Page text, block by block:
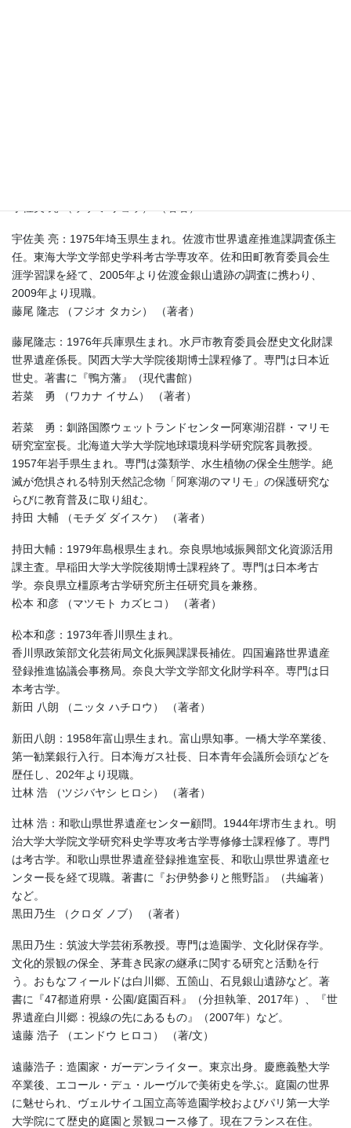
宇佐美 亮：1975年埼玉県生まれ。佐渡市世界遺産推進課調査係主
任。東海大学文学部史学科考古学専攻卒。佐和田町教育委員会生
涯学習課を経て、2005年より佐渡金銀山遺跡の調査に携わり、
2009年より現職。
藤尾 隆志 （フジオ タカシ） （著者）
藤尾隆志：1976年兵庫県生まれ。水戸市教育委員会歴史文化財課
世界遺産係長。関西大学大学院後期博士課程修了。専門は日本近
世史。著書に『鴨方藩』（現代書館）
若菜 勇 （ワカナ イサム） （著者）
若菜 勇：釧路国際ウェットランドセンター阿寒湖沼群・マリモ
研究室室長。北海道大学大学院地球環境科学研究院客員教授。
1957年岩手県生まれ。専門は藻類学、水生植物の保全生態学。絶
滅が危惧される特別天然記念物「阿寒湖のマリモ」の保護研究な
らびに教育普及に取り組む。
持田 大輔 （モチダ ダイスケ） （著者）
持田大輔：1979年島根県生まれ。奈良県地域振興部文化資源活用
課主査。早稲田大学大学院後期博士課程終了。専門は日本考古
学。奈良県立橿原考古学研究所主任研究員を兼務。
松本 和彦 （マツモト カズヒコ） （著者）
松本和彦：1973年香川県生まれ。
香川県政策部文化芸術局文化振興課課長補佐。四国遍路世界遺産
登録推進協議会事務局。奈良大学文学部文化財学科卒。専門は日
本考古学。
新田 八朗 （ニッタ ハチロウ） （著者）
新田八朗：1958年富山県生まれ。富山県知事。一橋大学卒業後、
第一勧業銀行入行。日本海ガス社長、日本青年会議所会頭などを
歴任し、202年より現職。
辻林 浩 （ツジバヤシ ヒロシ） （著者）
辻林 浩：和歌山県世界遺産センター顧問。1944年堺市生まれ。明
治大学大学院文学研究科史学専攻考古学専修修士課程修了。専門
は考古学。和歌山県世界遺産登録推進室長、和歌山県世界遺産セ
ンター長を経て現職。著書に『お伊勢参りと熊野詣』（共編著）
など。
黒田乃生 （クロダ ノブ） （著者）
黒田乃生：筑波大学芸術系教授。専門は造園学、文化財保存学。
文化的景観の保全、茅葺き民家の継承に関する研究と活動を行
う。おもなフィールドは白川郷、五箇山、石見銀山遺跡など。著
書に『47都道府県・公園/庭園百科』（分担執筆、2017年）、『世
界遺産白川郷：視線の先にあるもの』（2007年）など。
遠藤 浩子 （エンドウ ヒロコ） （著/文）
遠藤浩子：造園家・ガーデンライター。東京出身。慶應義塾大学
卒業後、エコール・デュ・ルーヴルで美術史を学ぶ。庭園の世界
に魅せられ、ヴェルサイユ国立高等造園学校およびパリ第一大学
大学院にて歴史的庭園と景観コース修了。現在フランス在住。